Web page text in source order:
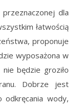
dla
łatwością
proponuje
wyposażona w
będzie groziło
Dobrze jest
odkręcania wody,